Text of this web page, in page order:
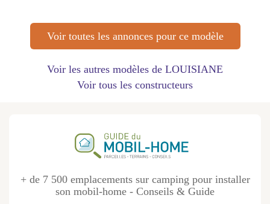
Voir toutes les annonces pour ce modèle
Voir les autres modèles de LOUISIANE
Voir tous les constructeurs
+ de 7 500 emplacements sur camping pour installer
son mobil-home - Conseils & Guide